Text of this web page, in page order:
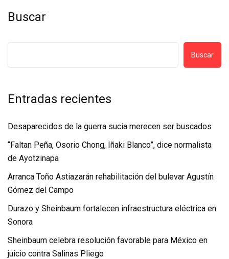
Buscar
Buscar
Entradas recientes
Desaparecidos de la guerra sucia merecen ser buscados
“Faltan Peña, Osorio Chong, Iñaki Blanco”, dice normalista
de Ayotzinapa
Arranca Toño Astiazarán rehabilitación del bulevar Agustín
Gómez del Campo
Durazo y Sheinbaum fortalecen infraestructura eléctrica en
Sonora
Sheinbaum celebra resolución favorable para México en
juicio contra Salinas Pliego